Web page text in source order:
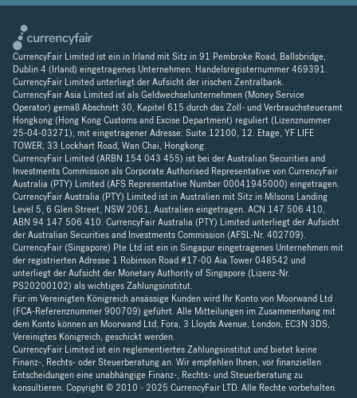
CurrencyFair Limited ist ein in Irland mit Sitz in 91 Pembroke Road, Ballsbridge,
Dublin 4 (Irland) eingetragenes Unternehmen. Handelsregisternummer 469391.
CurrencyFair Limited unterliegt der Aufsicht der irischen Zentralbank.
CurrencyFair Asia Limited ist als Geldwechselunternehmen (Money Service
Operator) gemäß Abschnitt 30, Kapitel 615 durch das Zoll- und Verbrauchsteueramt
Hongkong (Hong Kong Customs and Excise Department) reguliert (Lizenznummer
25-04-03271), mit eingetragener Adresse: Suite 12100, 12. Etage, YF LIFE
TOWER, 33 Lockhart Road, Wan Chai, Hongkong.
CurrencyFair Limited (ARBN 154 043 455) ist bei der Australian Securities and
Investments Commission als Corporate Authorised Representative von CurrencyFair
Australia (PTY) Limited (AFS Representative Number 00041945000) eingetragen.
CurrencyFair Australia (PTY) Limited ist in Australien mit Sitz in Milsons Landing
Level 5, 6 Glen Street, NSW 2061, Australien eingetragen. ACN 147 506 410,
ABN 94 147 506 410. CurrencyFair Australia (PTY) Limited unterliegt der Aufsicht
der Australian Securities and Investments Commission (AFSL-Nr. 402709).
CurrencyFair (Singapore) Pte Ltd ist ein in Singapur eingetragenes Unternehmen mit
der registrierten Adresse 1 Robinson Road #17-00 Aia Tower 048542 und
unterliegt der Aufsicht der Monetary Authority of Singapore (Lizenz-Nr.
PS20200102) als wichtiges Zahlungsinstitut.
Für im Vereinigten Königreich ansässige Kunden wird Ihr Konto von Moorwand Ltd
(FCA-Referenznummer 900709) geführt. Alle Mitteilungen im Zusammenhang mit
dem Konto können an Moorwand Ltd, Fora, 3 Lloyds Avenue, London, EC3N 3DS,
Vereinigtes Königreich, geschickt werden.
CurrencyFair Limited ist ein reglementiertes Zahlungsinstitut und bietet keine
Finanz-, Rechts- oder Steuerberatung an. Wir empfehlen Ihnen, vor finanziellen
Entscheidungen eine unabhängige Finanz-, Rechts- und Steuerberatung zu
konsultieren. Copyright © 2010 - 2025 CurrencyFair LTD. Alle Rechte vorbehalten.